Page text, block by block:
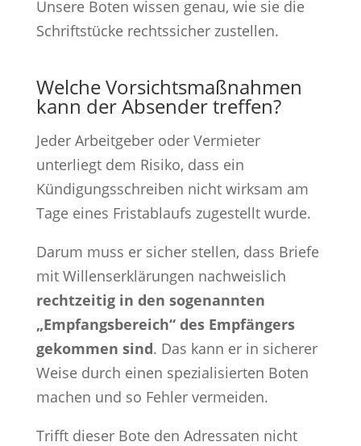
Unsere Boten wissen genau, wie sie die
Schriftstücke rechtssicher zustellen.
Welche Vorsichtsmaßnahmen
kann der Absender treffen?
Jeder Arbeitgeber oder Vermieter
unterliegt dem Risiko, dass ein
Kündigungsschreiben nicht wirksam am
Tage eines Fristablaufs zugestellt wurde.
Darum muss er sicher stellen, dass Briefe
mit Willenserklärungen nachweislich
rechtzeitig in den sogenannten
„Empfangsbereich“ des Empfängers
gekommen sind. Das kann er in sicherer
Weise durch einen spezialisierten Boten
machen und so Fehler vermeiden.
Trifft dieser Bote den Adressaten nicht